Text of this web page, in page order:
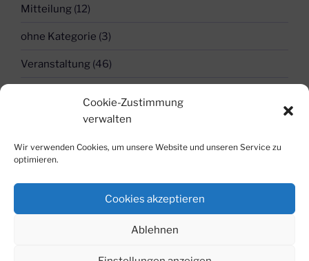
Cookie-Zustimmung
verwalten
Wir verwenden Cookies, um unsere Website und unseren Service zu
optimieren.
Cookies akzeptieren
Ablehnen
Mitteilung (12)
ohne Kategorie (3)
Veranstaltung (46)
FREUNDESKREIS BOTANISCHER GARTEN AM
Impressum Datenschutz